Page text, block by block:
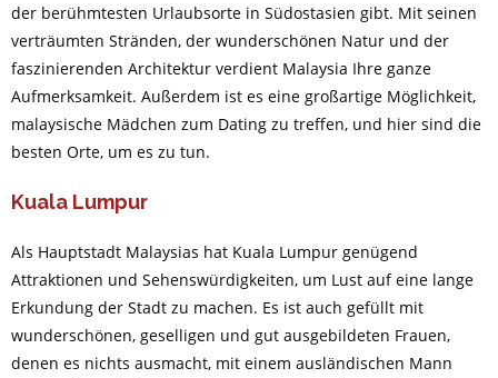
der berühmtesten Urlaubsorte in Südostasien gibt. Mit seinen
verträumten Stränden, der wunderschönen Natur und der
faszinierenden Architektur verdient Malaysia Ihre ganze
Aufmerksamkeit. Außerdem ist es eine großartige Möglichkeit,
malaysische Mädchen zum Dating zu treffen, und hier sind die
besten Orte, um es zu tun.
Kuala Lumpur
Als Hauptstadt Malaysias hat Kuala Lumpur genügend
Attraktionen und Sehenswürdigkeiten, um Lust auf eine lange
Erkundung der Stadt zu machen. Es ist auch gefüllt mit
wunderschönen, geselligen und gut ausgebildeten Frauen,
denen es nichts ausmacht, mit einem ausländischen Mann